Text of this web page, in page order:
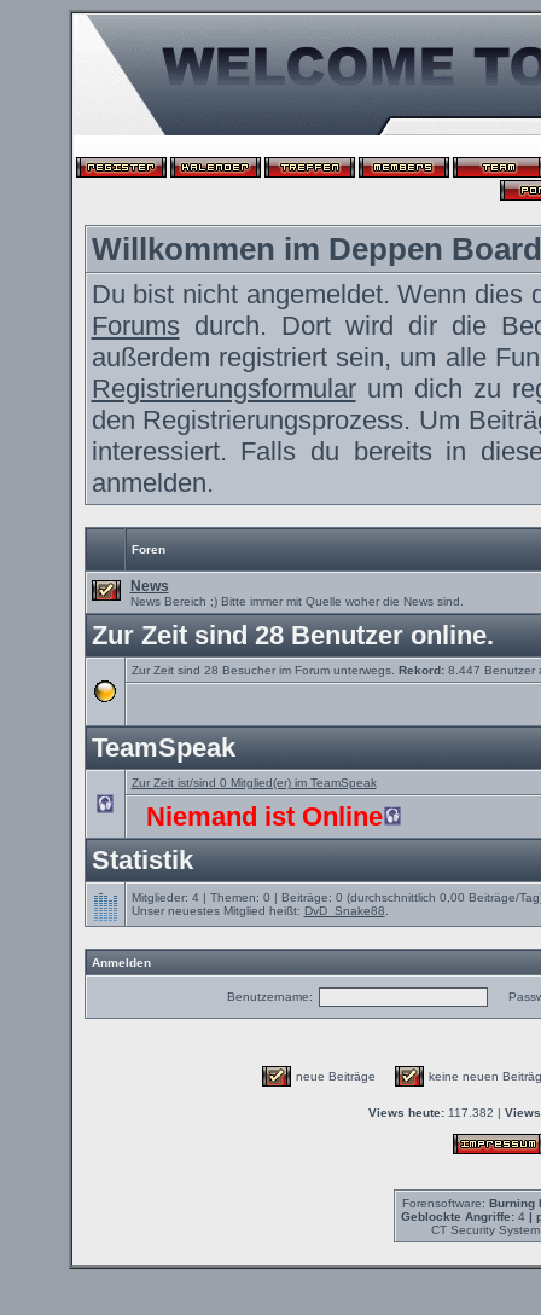
Willkommen im Deppen Board
Du bist nicht angemeldet. Wenn
Forums durch. Dort wird dir die
außerdem registriert sein, um alle
Registrierungsformularum dich zu
den Registrierungsprozess. Um
interessiert. Falls du bereits in
anmelden.
Foren
News
News Bereich ;) Bitte immer mit Quelle woher die News sind.
Zur Zeit sind 28 Benutzer online.
Zur Zeit sind 28 Besucher im Forum unterwegs. Rekord:8.447 Benutzer
TeamSpeak
Zur Zeit ist/sind 0 Mitglied(er) im TeamSpeak
Niemand ist Online
Statistik
Mitglieder: 4 | Themen: 0 | Beiträge: 0 (durchschnittlich 0,00 Beiträge/
Unser neuestes Mitglied heißt: DvD_Snake88
Anmelden
Benutzername:
neue Beiträge keine neuen
Views heute:117.382 |
Forensoftware: Burning
Geblockte Angriffe:4 |
CT Security